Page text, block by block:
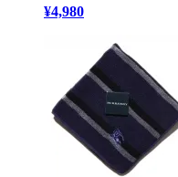
¥4,980